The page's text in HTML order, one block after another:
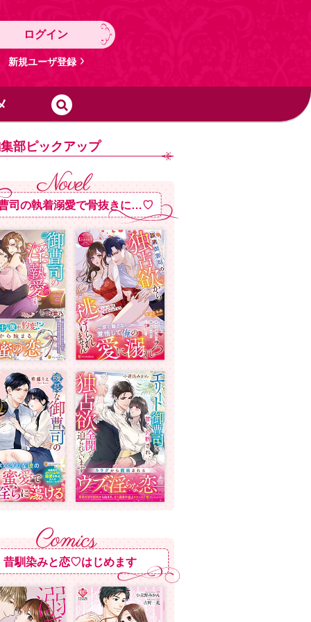
ログイン
新規ユーザ登録
部ピックアップ
司の執着溺愛で骨抜きに…♡
昔馴染みと恋♡はじめます